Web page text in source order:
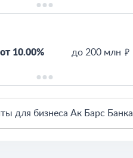
от 10.00% до 200 млн
для бизнеса Ак Барс Банка